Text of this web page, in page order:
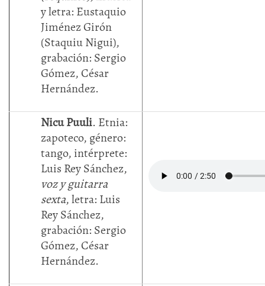
y letra: Eustaquio
Jiménez Girón
(Staquiu Nigui),
grabación: Sergio
Gómez, César
Hernández.
Nicu Puuli. Etnia:
zapoteco, género:
tango, intérprete:
Luis Rey Sánchez,
voz y guitarra
sexta, letra: Luis
Rey Sánchez,
grabación: Sergio
Gómez, César
Hernández.